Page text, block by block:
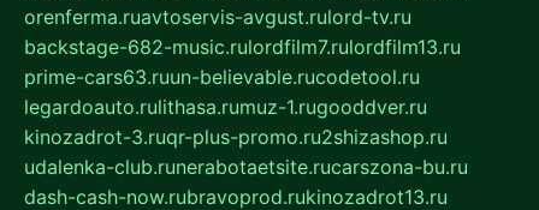
orenferma.ruavtoservis-avgust.rulord-tv.ru
backstage-682-music.rulordfilm7.rulordfilm13.ru
prime-cars63.ruun-believable.rucodetool.ru
legardoauto.rulithasa.rumuz-1.rugooddver.ru
kinozadrot-3.ruqr-plus-promo.ru2shizashop.ru
udalenka-club.runerabotaetsite.rucarszona-bu.ru
dash-cash-now.rubravoprod.rukinozadrot13.ru